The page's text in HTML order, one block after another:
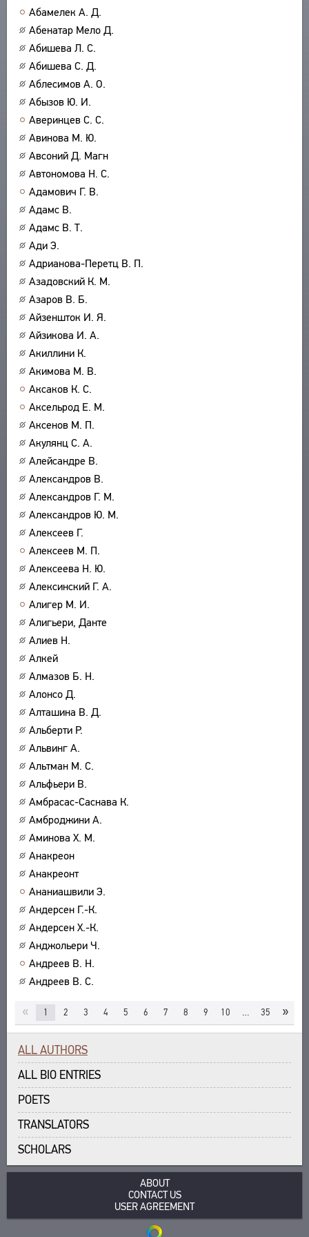
Абамелек А. Д.
Абенатар Мело Д.
Абишева Л. С.
Абишева С. Д.
Аблесимов А. О.
Абызов Ю. И.
Аверинцев С. С.
Авинова М. Ю.
Авсоний Д. Магн
Автономова Н. С.
Адамович Г. В.
Адамс В.
Адамс В. Т.
Ади Э.
Адрианова-Перетц В. П.
Азадовский К. М.
Азаров В. Б.
Айзеншток И. Я.
Айзикова И. А.
Акиллини К.
Акимова М. В.
Аксаков К. С.
Аксельрод Е. М.
Аксенов М. П.
Акулянц С. А.
Алейсандре В.
Александров В.
Александров Г. М.
Александров Ю. М.
Алексеев Г.
Алексеев М. П.
Алексеева Н. Ю.
Алексинский Г. А.
Алигер М. И.
Алигьери, Данте
Алиев Н.
Алкей
Алмазов Б. Н.
Алонсо Д.
Алташина В. Д.
Альберти Р.
Альвинг А.
Альтман М. С.
Альфьери В.
Амбрасас-Саснава К.
Амброджини А.
Аминова Х. М.
Анакреон
Анакреонт
Ананиашвили Э.
Андерсен Г.-К.
Андерсен Х.-К.
Анджольери Ч.
Андреев В. Н.
Андреев В. С.
« 1 2 3 4 5 6 7 8 9 10 … 35 »
ALL AUTHORS
ALL BIO ENTRIES
POETS
TRANSLATORS
SCHOLARS
ABOUT
CONTACT US
USER AGREEMENT
TITLES
PUBLICATIONS
ABOUT
CPCL IN BRIEF
SUBSYSTEMS
ENCYCLOPEDIA
THESAURUS
FEATURES
INDEXES
SEARCH
LINKS
CREATORS
CONTACT US
USER AGREEMENT
BOOKMARKS